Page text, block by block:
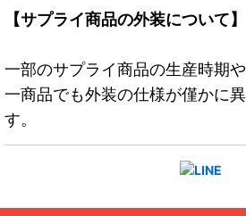
【サプライ商品の外装について】
一部のサプライ商品の生産時期
一商品でも外装の仕様が僅かに
す。